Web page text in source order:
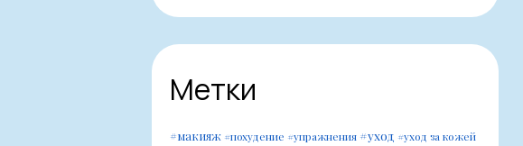
Метки
#макияж #похудение #упражнения #уход #уход за кожей